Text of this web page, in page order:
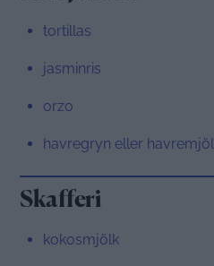
tortillas
jasminris
orzo
havregryn eller havremjöl
Skafferi
kokosmjölk